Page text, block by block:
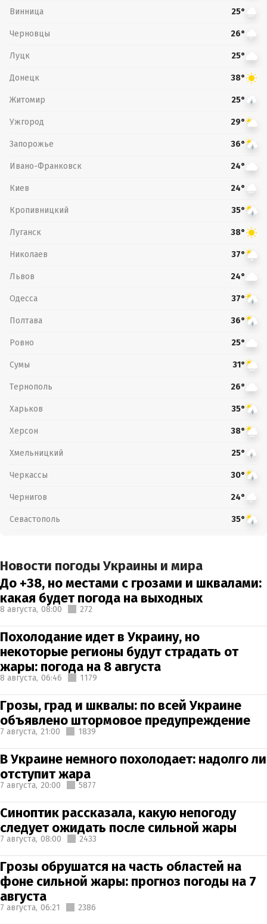
Винница 25°
Черновцы 26°
Луцк 25°
Донецк 38°
Житомир 25°
Ужгород 29°
Запорожье 36°
Ивано-Франковск 24°
Киев 24°
Кропивницкий 35°
Луганск 38°
Николаев 37°
Львов 24°
Одесса 37°
Полтава 36°
Ровно 25°
Сумы 31°
Тернополь 26°
Харьков 35°
Херсон 38°
Хмельницкий 25°
Черкассы 30°
Чернигов 24°
Севастополь 35°
Новости погоды Украины и мира
До +38, но местами с грозами и шквалами:
какая будет погода на выходных
8 августа, 08:00 272
Похолодание идет в Украину, но
некоторые регионы будут страдать от
жары: погода на 8 августа
8 августа, 06:46 1179
Грозы, град и шквалы: по всей Украине
объявлено штормовое предупреждение
7 августа, 21:00 1839
В Украине немного похолодает: надолго ли
отступит жара
7 августа, 20:00 5877
Синоптик рассказала, какую непогоду
следует ожидать после сильной жары
7 августа, 08:00 2433
Грозы обрушатся на часть областей на
фоне сильной жары: прогноз погоды на 7
августа
7 августа, 06:21 2386